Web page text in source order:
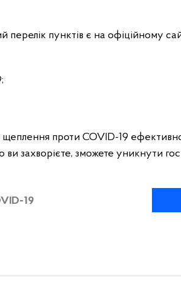
пунктів є на офіційному
щеплення проти COVID-19
захворієте, зможете уникнути
19